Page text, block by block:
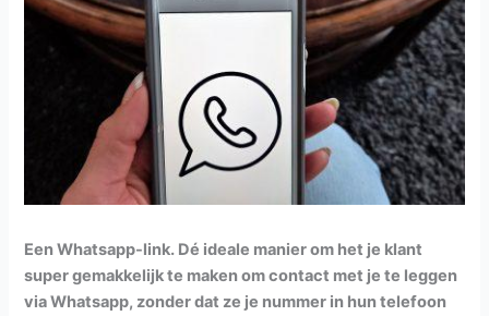
Een Whatsapp-link. Dé ideale manier om het je klant
super gemakkelijk te maken om contact met je te leggen
via Whatsapp, zonder dat ze je nummer in hun telefoon